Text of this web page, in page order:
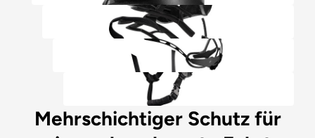
Mehrschichtiger Schutz für